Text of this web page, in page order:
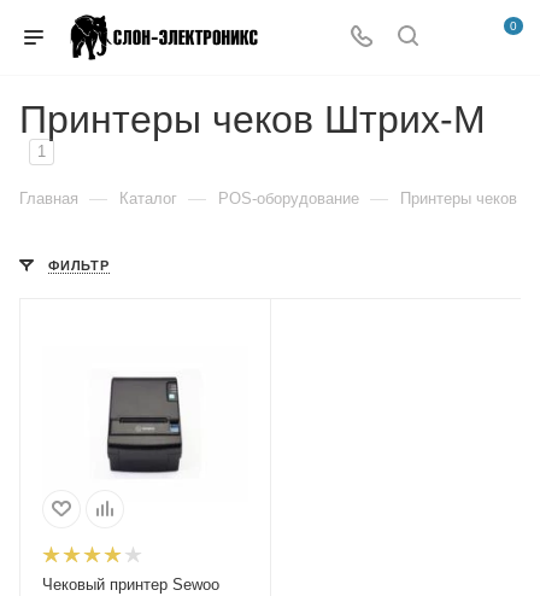
0
Принтеры чеков Штрих-М
1
Главная — Каталог — POS-оборудование — Принтеры чеков
ФИЛЬТР
Чековый принтер Sewoo